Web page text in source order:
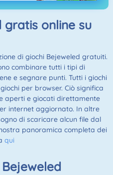
gratis online su
di giochi Bejeweled gratuiti.
combinare tutti i tipi di
e segnare punti. Tutti i giochi
per browser. Ciò significa
aperti e giocati direttamente
internet aggiornato. In altre
di scaricare alcun file dal
panoramica completa dei
qui